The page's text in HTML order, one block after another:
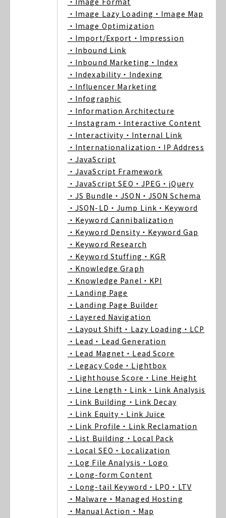
・Image Lazy Loading ・Image Map
・Image Optimization
・Import/Export ・Impression
・Inbound Link
・Inbound Marketing ・Index
・Indexability ・Indexing
・Influencer Marketing
・Infographic
・Information Architecture
・Instagram ・Interactive Content
・Interactivity ・Internal Link
・Internationalization ・IP Address
・JavaScript
・JavaScript Framework
・JavaScript SEO ・JPEG ・jQuery
・JS Bundle ・JSON ・JSON Schema
・JSON-LD ・Jump Link ・Keyword
・Keyword Cannibalization
・Keyword Density ・Keyword Gap
・Keyword Research
・Keyword Stuffing ・KGR
・Knowledge Graph
・Knowledge Panel ・KPI
・Landing Page
・Landing Page Builder
・Layered Navigation
・Layout Shift ・Lazy Loading ・LCP
・Lead ・Lead Generation
・Lead Magnet ・Lead Score
・Legacy Code ・Lightbox
・Lighthouse Score ・Line Height
・Line Length ・Link ・Link Analysis
・Link Building ・Link Decay
・Link Equity ・Link Juice
・Link Profile ・Link Reclamation
・List Building ・Local Pack
・Local SEO ・Localization
・Log File Analysis ・Logo
・Long-form Content
・Long-tail Keyword ・LPO ・LTV
・Malware ・Managed Hosting
・Manual Action ・Map